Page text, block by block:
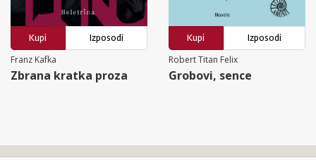
Kupi
Izposodi
Franz Kafka
Zbrana kratka proza
Kupi
Izposodi
Robert Titan Felix
Grobovi, sence